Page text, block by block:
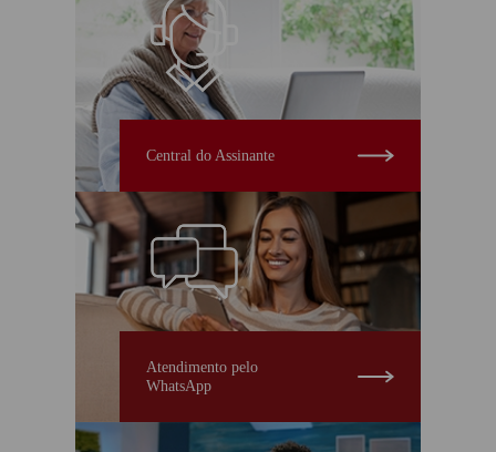
Central do Assinante
Atendimento pelo
WhatsApp